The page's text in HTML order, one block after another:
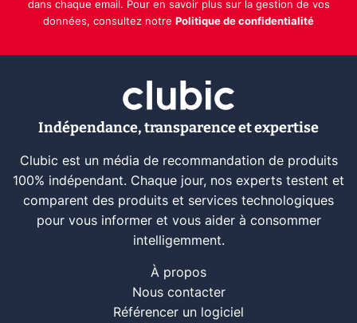
dans chaque email. Pour en savoir plus sur la gestion de vos
données, consultez notre Politique de confidentialité
Indépendance, transparence et expertise
Clubic est un média de recommandation de produits
100% indépendant. Chaque jour, nos experts testent et
comparent des produits et services technologiques
pour vous informer et vous aider à consommer
intelligemment.
À propos
Nous contacter
Référencer un logiciel